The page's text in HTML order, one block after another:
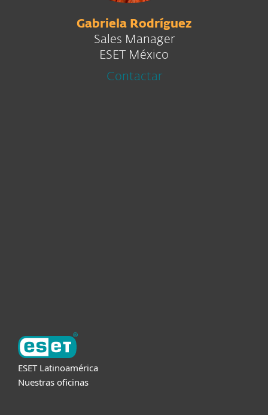
Gabriela Rodríguez
Sales Manager
ESET México
Contactar
ESET Latinoamérica
Nuestras oficinas